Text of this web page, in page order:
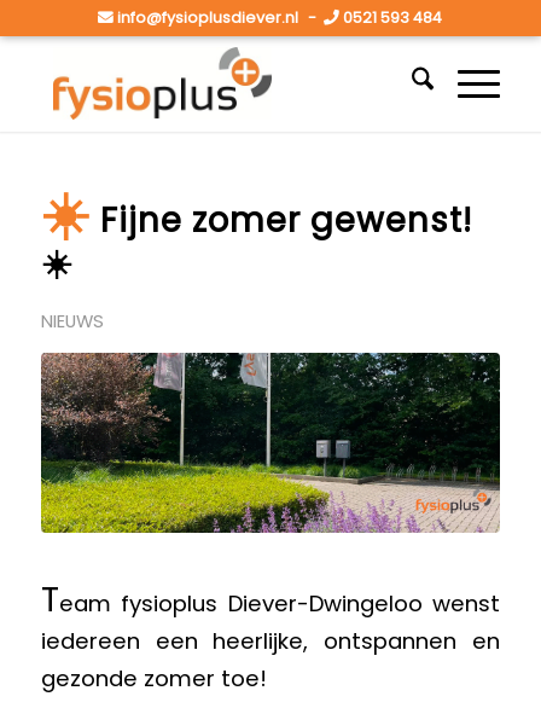
info@fysioplusdiever.nl - 0521 593 484
☀️ Fijne zomer gewenst!
☀️
NIEUWS
Team fysioplus Diever-Dwingeloo wenst
iedereen een heerlijke, ontspannen en
gezonde zomer toe!